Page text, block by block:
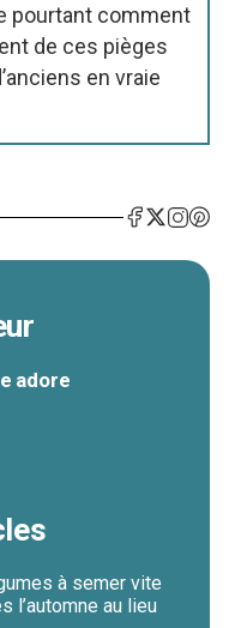
pourtant comment
de ces pièges
en vraie
adore
à semer vite
l’automne au lieu